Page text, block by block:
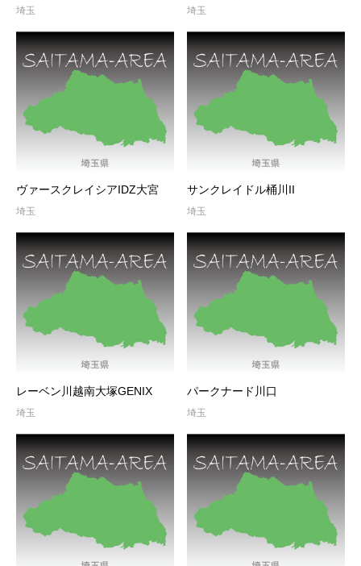
埼玉 埼玉
ヴァースクレイシアIDZ大宮
埼玉
サンクレイドル桶川II
埼玉
レーベン川越南大塚GENIX
埼玉
パークナード川口
埼玉